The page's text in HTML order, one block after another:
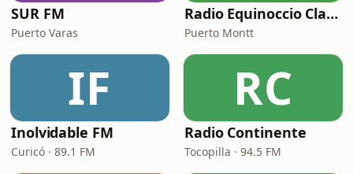
SUR FM
Puerto Varas
Radio Equinoccio Classic Pop Music
Puerto Montt
IF
Inolvidable FM
Curicó · 89.1 FM
RC
Radio Continente
Tocopilla · 94.5 FM